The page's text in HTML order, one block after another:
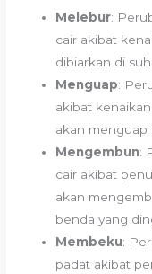
Melebur:
cair akibat
dibiarkan di
Menguap:
akibat
akan menguap
Mengembun:
cair akibat
akan
benda yang
Membeku:
padat akibat